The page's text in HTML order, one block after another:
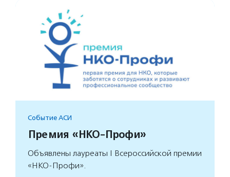
Событие АСИ
Премия «НКО-Профи»
Объявлены лауреаты I Всероссийской премии
«НКО-Профи».